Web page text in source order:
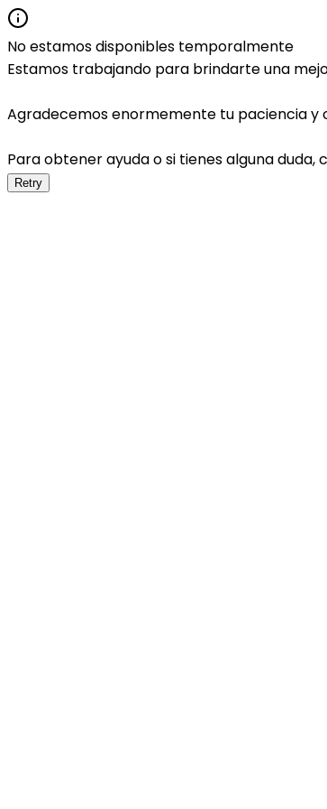
No estamos disponibles temporalmente
Estamos trabajando para brindarte una
Agradecemos enormemente tu paciencia y
Para obtener ayuda o si tienes alguna
Retry